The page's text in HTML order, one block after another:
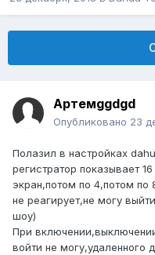
Артемggdgd
Опубликовано 23
Полазил в настройках
регистратор показывает
экран,потом по 4,потом
не реагирует,не могу
шоу)
При
войти не могу,удаленного